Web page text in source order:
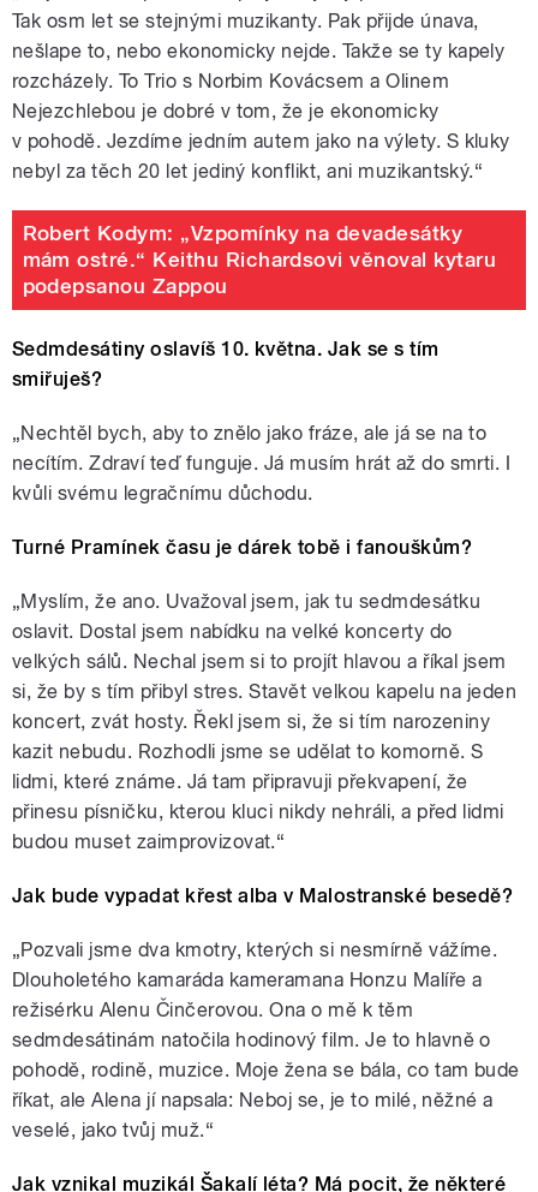
Tak osm let se stejnými muzikanty. Pak přijde únava,
nešlape to, nebo ekonomicky nejde. Takže se ty kapely
rozcházely. To Trio s Norbim Kovácsem a Olinem
Nejezchlebou je dobré v tom, že je ekonomicky
v pohodě. Jezdíme jedním autem jako na výlety. S kluky
nebyl za těch 20 let jediný konflikt, ani muzikantský.“
Robert Kodym: „Vzpomínky na devadesátky
mám ostré.“ Keithu Richardsovi věnoval kytaru
podepsanou Zappou
Sedmdesátiny oslavíš 10. května. Jak se s tím
smiřuješ?
„Nechtěl bych, aby to znělo jako fráze, ale já se na to
necítím. Zdraví teď funguje. Já musím hrát až do smrti. I
kvůli svému legračnímu důchodu.
Turné Pramínek času je dárek tobě i fanouškům?
„Myslím, že ano. Uvažoval jsem, jak tu sedmdesátku
oslavit. Dostal jsem nabídku na velké koncerty do
velkých sálů. Nechal jsem si to projít hlavou a říkal jsem
si, že by s tím přibyl stres. Stavět velkou kapelu na jeden
koncert, zvát hosty. Řekl jsem si, že si tím narozeniny
kazit nebudu. Rozhodli jsme se udělat to komorně. S
lidmi, které známe. Já tam připravuji překvapení, že
přinesu písničku, kterou kluci nikdy nehráli, a před lidmi
budou muset zaimprovizovat.“
Jak bude vypadat křest alba v Malostranské besedě?
„Pozvali jsme dva kmotry, kterých si nesmírně vážíme.
Dlouholetého kamaráda kameramana Honzu Malíře a
režisérku Alenu Činčerovou. Ona o mě k těm
sedmdesátinám natočila hodinový film. Je to hlavně o
pohodě, rodině, muzice. Moje žena se bála, co tam bude
říkat, ale Alena jí napsala: Neboj se, je to milé, něžné a
veselé, jako tvůj muž.“
Jak vznikal muzikál Šakalí léta? Má pocit, že některé